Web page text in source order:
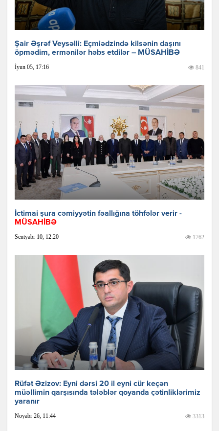
Şair Əşrəf Veysəlli: Eçmiədzində kilsənin daşını
öpmədim, ermənilər həbs etdilər – MÜSAHİBƏ
İyun 05, 17:16 841
İctimai şura cəmiyyətin fəallığına töhfələr verir -
MÜSAHİBƏ
Sentyabr 10, 12:20 1762
Rüfət Əzizov: Eyni dərsi 20 il eyni cür keçən
müəllimin qarşısında tələblər qoyanda çətinliklərimiz
yaranır
Noyabr 26, 11:44 3313